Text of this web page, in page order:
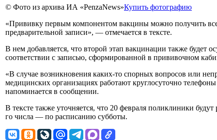
© Фото из архива ИА «PenzaNews»Купить фотографию
«Прививку первым компонентом вакцины можно получить
предварительной записи», — отмечается в тексте.
В нем добавляется, что второй этап вакцинации также будет
соответствии с записью, сформированной в прививочном
«В случае возникновения каких-то спорных вопросов или
медицинских организациях работают круглосуточно
напоминается в сообщении.
В тексте также уточняется, что 20 февраля поликлиники
го числа — по расписанию субботы.